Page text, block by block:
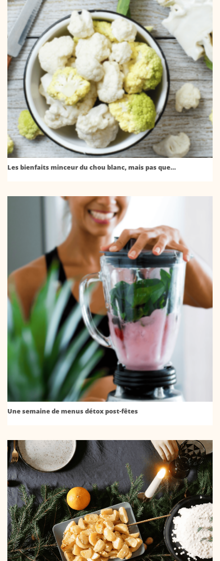
Les bienfaits minceur du chou blanc, mais pas que…
Une semaine de menus détox post-fêtes